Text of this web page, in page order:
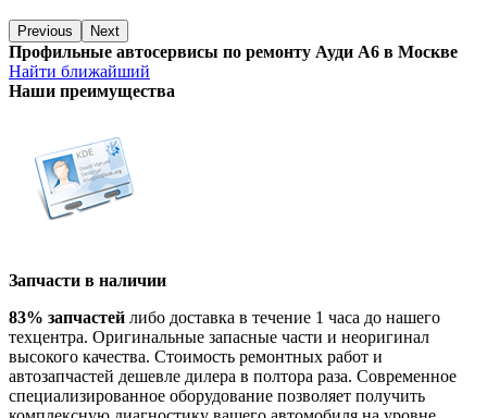
Previous Next
Профильные автосервисы по ремонту Ауди А6 в Москве
Найти ближайший
Наши преимущества
Запчасти в наличии
83% запчастей либо доставка в течение 1 часа до нашего
техцентра. Оригинальные запасные части и неоригинал
высокого качества. Стоимость ремонтных работ и
автозапчастей дешевле дилера в полтора раза. Современное
специализированное оборудование позволяет получить